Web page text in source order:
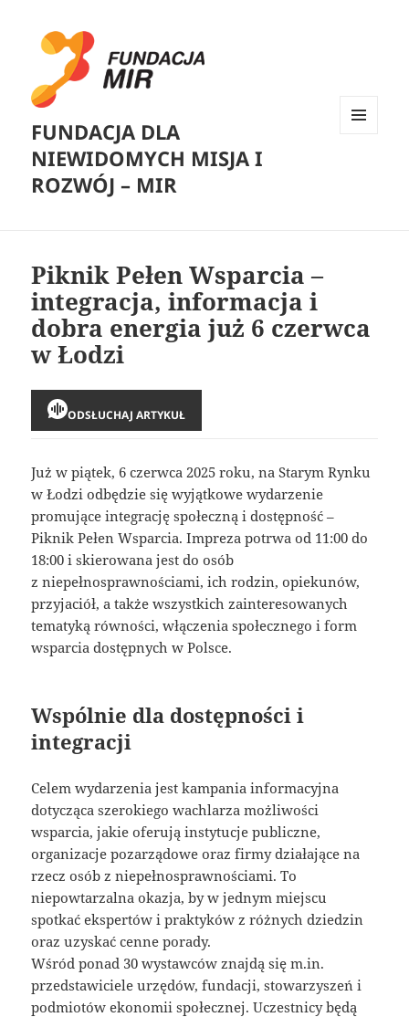
FUNDACJA DLA
NIEWIDOMYCH MISJA I
ROZWÓJ – MIR
Piknik Pełen Wsparcia –
integracja, informacja i
dobra energia już 6 czerwca
w Łodzi
ODSŁUCHAJ ARTYKUŁ
Już w piątek, 6 czerwca 2025 roku, na Starym Rynku
w Łodzi odbędzie się wyjątkowe wydarzenie
promujące integrację społeczną i dostępność –
Piknik Pełen Wsparcia. Impreza potrwa od 11:00 do
18:00 i skierowana jest do osób
z niepełnosprawnościami, ich rodzin, opiekunów,
przyjaciół, a także wszystkich zainteresowanych
tematyką równości, włączenia społecznego i form
wsparcia dostępnych w Polsce.
Wspólnie dla dostępności i
integracji
Celem wydarzenia jest kampania informacyjna
dotycząca szerokiego wachlarza możliwości
wsparcia, jakie oferują instytucje publiczne,
organizacje pozarządowe oraz firmy działające na
rzecz osób z niepełnosprawnościami. To
niepowtarzalna okazja, by w jednym miejscu
spotkać ekspertów i praktyków z różnych dziedzin
oraz uzyskać cenne porady.
Wśród ponad 30 wystawców znajdą się m.in.
przedstawiciele urzędów, fundacji, stowarzyszeń i
podmiotów ekonomii społecznej. Uczestnicy będą